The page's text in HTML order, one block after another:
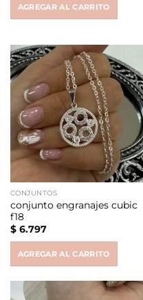
AGREGAR AL CARRITO
CONJUNTOS
conjunto engranajes cubic
f18
$6.797
AGREGAR AL CARRITO